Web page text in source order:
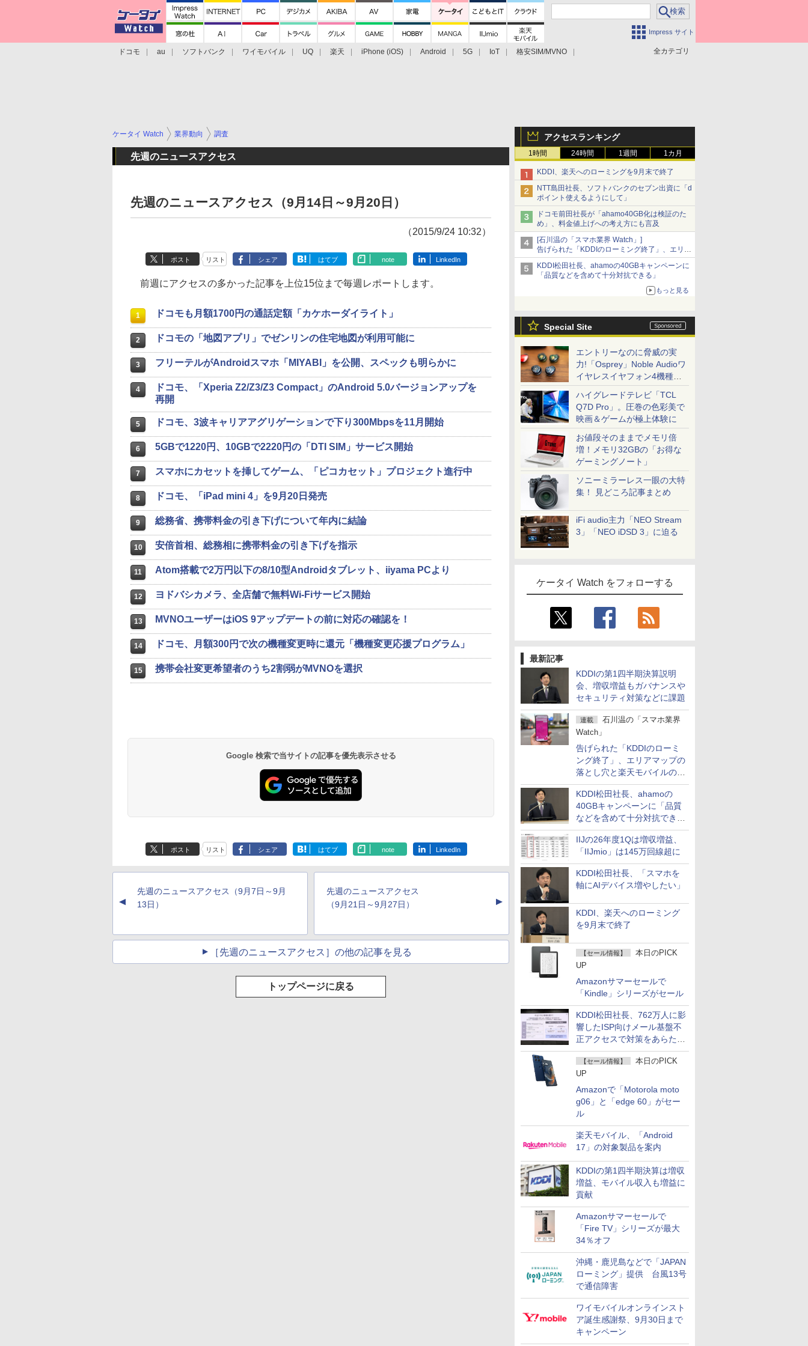
Impress サイト
全カテゴリ
ドコモ au ソフトバンク ワイモバイル UQ 楽天 iPhone (iOS) Android 5G IoT
格安SIM/MVNO
アクセスランキング
1時間 24時間 1週間 1カ月
KDDI、楽天へのローミングを9月末で終了
NTT島田社長、ソフトバンクのセブン出資に「d
ポイント使えるようにして」
ドコモ前田社長が「ahamo40GB化は検証のた
め」、料金値上げへの考え方にも言及
[石川温の「スマホ業界 Watch」]
告げられた「KDDIのローミング終了」、エリア
マップの落とし穴と楽天モバイルの課題
KDDI松田社長、ahamoの40GBキャンペーンに
「品質などを含めて十分対抗できる」
もっと見る
Special Site
エントリーなのに脅威の実
力!「Osprey」Noble Audioワ
イヤレスイヤフォン4機種を
一気に聴く
ハイグレードテレビ「TCL
Q7D Pro」。圧巻の色彩美で
映画＆ゲームが極上体験に
お値段そのままでメモリ倍
増！メモリ32GBの「お得な
ゲーミングノート」
ソニーミラーレス一眼の大特
集！ 見どころ記事まとめ
iFi audio主力「NEO Stream
3」「NEO iDSD 3」に迫る
ケータイ Watch をフォローする
最新記事
KDDIの第1四半期決算説明
会、増収増益もガバナンスや
セキュリティ対策などに課題
連載
石川温の「スマホ業界
Watch」
告げられた「KDDIのローミ
ング終了」、エリアマップの
落とし穴と楽天モバイルの課
題
KDDI松田社長、ahamoの
40GBキャンペーンに「品質
などを含めて十分対抗でき
る」
IIJの26年度1Qは増収増益、
「IIJmio」は145万回線超に
KDDI松田社長、「スマホを
軸にAIデバイス増やしたい」
KDDI、楽天へのローミング
を9月末で終了
【セール情報】
本日のPICK
UP
Amazonサマーセールで
「Kindle」シリーズがセール
KDDI松田社長、762万人に影
響したISP向けメール基盤不
正アクセスで対策をあらため
て説明
【セール情報】
本日のPICK
UP
Amazonで「Motorola moto
g06」と「edge 60」がセー
ル
楽天モバイル、「Android
17」の対象製品を案内
KDDIの第1四半期決算は増収
増益、モバイル収入も増益に
貢献
Amazonサマーセールで
「Fire TV」シリーズが最大
34％オフ
沖縄・鹿児島などで「JAPAN
ローミング」提供 台風13号
で通信障害
ワイモバイルオンラインスト
ア誕生感謝祭、9月30日まで
キャンペーン
ケータイ Watch 業界動向 調査
先週のニュースアクセス
先週のニュースアクセス（9月14日～9月20日）
（2015/9/24 10:32）
ポスト リスト シェア はてブ note LinkedIn
前週にアクセスの多かった記事を上位15位まで毎週レポートします。
1 ドコモも月額1700円の通話定額「カケホーダイライト」
2 ドコモの「地図アプリ」でゼンリンの住宅地図が利用可能に
3 フリーテルがAndroidスマホ「MIYABI」を公開、スペックも明らかに
4
ドコモ、「Xperia Z2/Z3/Z3 Compact」のAndroid 5.0バージョンアップを
再開
5 ドコモ、3波キャリアアグリゲーションで下り300Mbpsを11月開始
6 5GBで1220円、10GBで2220円の「DTI SIM」サービス開始
7 スマホにカセットを挿してゲーム、「ピコカセット」プロジェクト進行中
8 ドコモ、「iPad mini 4」を9月20日発売
9 総務省、携帯料金の引き下げについて年内に結論
10 安倍首相、総務相に携帯料金の引き下げを指示
11 Atom搭載で2万円以下の8/10型Androidタブレット、iiyama PCより
12 ヨドバシカメラ、全店舗で無料Wi-Fiサービス開始
13 MVNOユーザーはiOS 9アップデートの前に対応の確認を！
14 ドコモ、月額300円で次の機種変更時に還元「機種変更応援プログラム」
15 携帯会社変更希望者のうち2割弱がMVNOを選択
Google 検索で当サイトの記事を優先表示させる
ポスト リスト シェア はてブ note LinkedIn
▲
先週のニュースアクセス（9月7日～9月
13日）
先週のニュースアクセス
（9月21日～9月27日）
▲
［先週のニュースアクセス］の他の記事を見る
トップページに戻る